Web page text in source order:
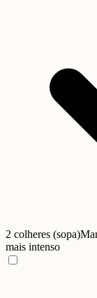
2 colheres (sopa)
mais intenso